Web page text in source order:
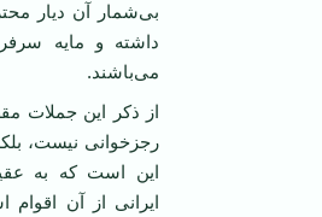
بی‌شمار آن دیار
داشته و مایه
می‌باشند.
از ذکر این جملات
رجزخوانی نیست،
این است که به
ایرانی از آن